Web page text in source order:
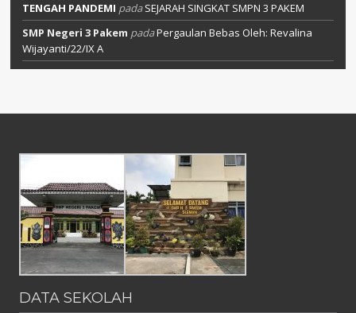
TENGAH PANDEMI padaSEJARAH SINGKAT SMPN 3 PAKEM
SMP Negeri 3 Pakem padaPergaulan Bebas Oleh: Revalina
Wijayanti/22/IX A
DATA SEKOLAH